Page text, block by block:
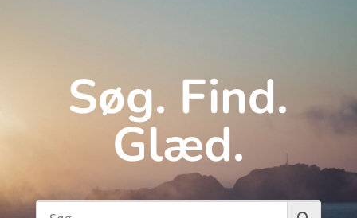
Søg. Find.
Glæd.